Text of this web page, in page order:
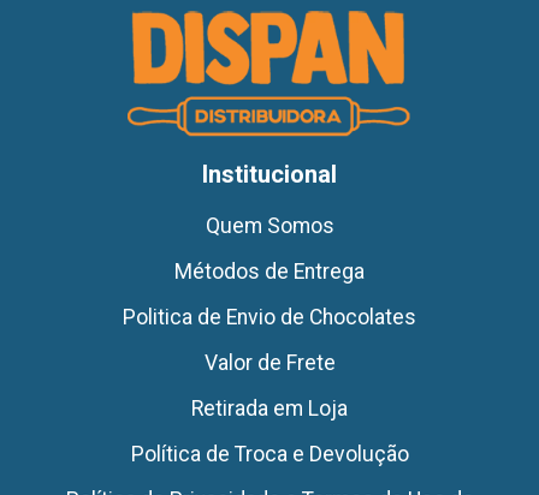
Institucional
Quem Somos
Métodos de Entrega
Politica de Envio de Chocolates
Valor de Frete
Retirada em Loja
Política de Troca e Devolução